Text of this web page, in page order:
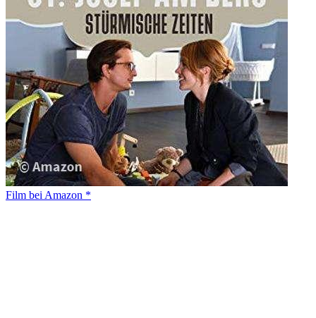
Film bei Amazon *